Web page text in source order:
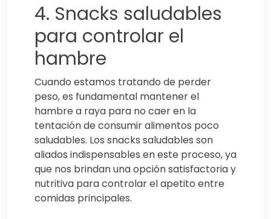
4. Snacks saludables
para controlar el
hambre
Cuando estamos tratando de perder
peso, es fundamental mantener el
hambre a raya para no caer en la
tentación de consumir alimentos poco
saludables. Los snacks saludables son
aliados indispensables en este proceso, ya
que nos brindan una opción satisfactoria y
nutritiva para controlar el apetito entre
comidas principales.